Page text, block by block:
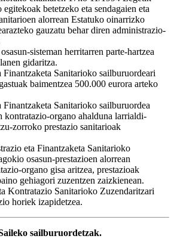
egitekoak betetzeko eta sendagaien eta
alorrean Estatuko oinarrizko
gauzatu behar diren administrazio-
sisteman herritarren parte-hartzea
gidaritza.
Sanitarioko sailburuordeari
baimentzea 500.000 eurora arteko
Sanitarioko sailburuordea
kontratazio-organo ahalduna larrialdi-
zorroko prestazio sanitarioak
eta Finantzaketa Sanitarioko
osasun-prestazioen alorrean
organo gisa aritzea, prestazioak
gehiagori zuzentzen zaizkienean.
Kontratazio Sanitarioko Zuzendaritzari
horiek izapidetzea.
sailburuordetzak.